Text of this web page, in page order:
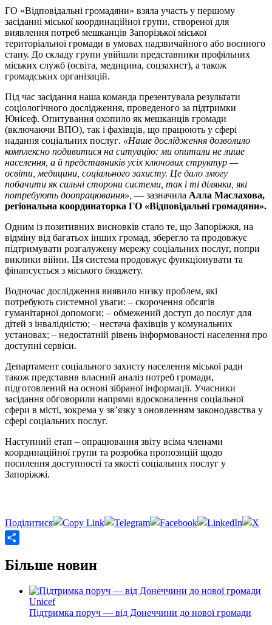
ГО «Відповідальні громадяни» взяла участь у першому
засіданні міської координаційної групи, створеної для
виявлення потреб мешканців Запорізької міської
територіальної громади в умовах надзвичайного або воєнного
стану. До складу групи увійшли представники профільних
міських служб (освіта, медицина, соцзахист), а також
громадських організацій.
Під час засідання наша команда презентувала результати
соціологічного дослідження, проведеного за підтримки
Юнісеф. Опитування охопило як мешканців громади
(включаючи ВПО), так і фахівців, що працюють у сфері
надання соціальних послуг. «Наше дослідження дозволило
комплексно подивитися на ситуацію: ми опитали не лише
населення, а й представників усіх ключових структур —
освіти, медицини, соціального захисту. Це дало змогу
побачити як сильні сторони системи, так і ті ділянки, які
потребують доопрацювання», — зазначила Алла Маслахова,
регіональна координаторка ГО «Відповідальні громадяни».
Одним із позитивних висновків стало те, що Запоріжжя, на
відміну від багатьох інших громад, зберегло та продовжує
підтримувати розгалужену мережу соціальних послуг, попри
виклики війни. Ця система продовжує функціонувати та
фінансується з міського бюджету.
Водночас дослідження виявило низку проблем, які
потребують системної уваги: – скорочення обсягів
гуманітарної допомоги; – обмежений доступ до послуг для
дітей з інвалідністю; – нестача фахівців у комунальних
установах; – недостатній рівень інформованості населення про
доступні сервіси.
Департамент соціального захисту населення міської ради
також представив власний аналіз потреб громади,
підготовлений на основі зібраної інформації. Учасники
засідання обговорили напрями вдосконалення соціальної
сфери в місті, зокрема у зв’язку з оновленням законодавства у
сфері соціальних послуг.
Наступний етап – опрацювання звіту всіма членами
координаційної групи та розробка пропозицій щодо
посилення доступності та якості соціальних послуг у
Запоріжжі.
Більше новин
Unicef
Підтримка поруч — від Донеччини до нової громади